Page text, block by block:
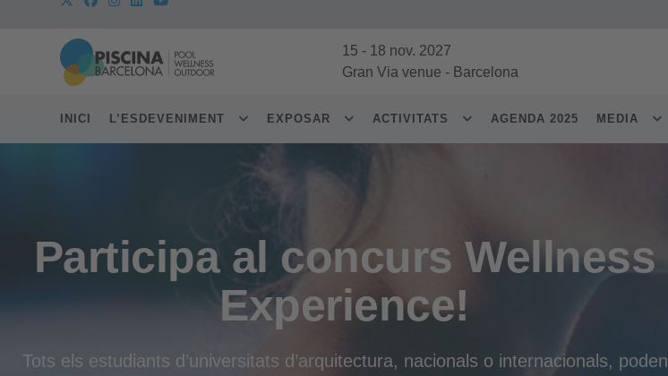
15 - 18 nov. 2027
Gran Via venue - Barcelona
INICI L’ESDEVENIMENT EXPOSAR ACTIVITATS AGENDA 2025 MEDIA
Participa al concurs Wellness
Experience!
Tots els estudiants d’universitats d’arquitectura, nacionals o internacionals, poden